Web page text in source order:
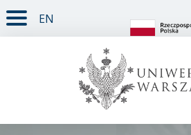
TREŚĆ STRONY
MENU GŁÓWNE
WYSZUKIWARKA
SOCIAL MEDIA
STOPKA STRONY
EN